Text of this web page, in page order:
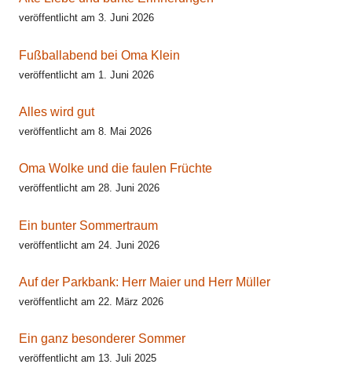
veröffentlicht am 3. Juni 2026
Fußballabend bei Oma Klein
veröffentlicht am 1. Juni 2026
Alles wird gut
veröffentlicht am 8. Mai 2026
Oma Wolke und die faulen Früchte
veröffentlicht am 28. Juni 2026
Ein bunter Sommertraum
veröffentlicht am 24. Juni 2026
Auf der Parkbank: Herr Maier und Herr Müller
veröffentlicht am 22. März 2026
Ein ganz besonderer Sommer
veröffentlicht am 13. Juli 2025